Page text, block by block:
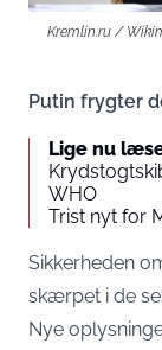
Kremlin.ru /
Putin frygter
Lige nu
WHO
Trist nyt for
Sikkerheden
skærpet i de
Nye